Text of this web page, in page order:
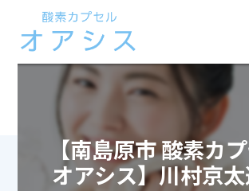
【南島原市 酸素カ
オアシス】川村京